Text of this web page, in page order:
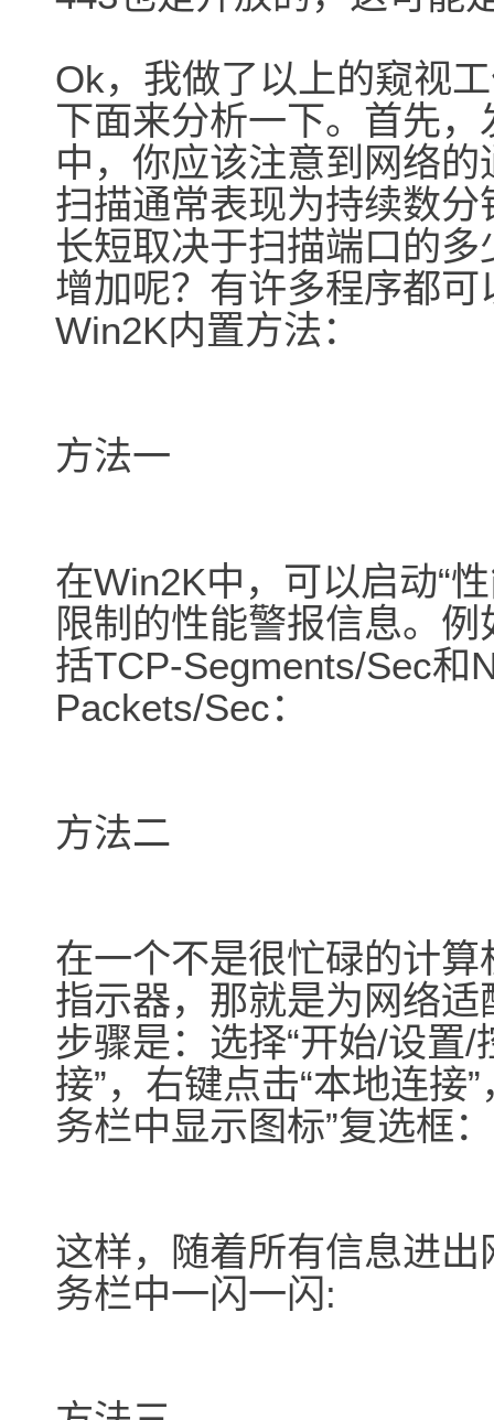
Ok，我做了以上的窥视
下面来分析一下。首先
中，你应该注意到网络
扫描通常表现为持续数
长短取决于扫描端口的
增加呢？有许多程序都
Win2K内置方法：
方法一
在Win2K中，可以启动“
限制的性能警报信息。
括TCP-Segments/Sec和
Packets/Sec：
方法二
在一个不是很忙碌的计
指示器，那就是为网络
步骤是：选择“开始/设置/
接”，右键点击“本地连接
务栏中显示图标”复选框：
这样，随着所有信息进
务栏中一闪一闪: